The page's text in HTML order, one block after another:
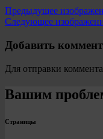
Предыдущее
Следующее
Добавить
Для отправки
Вашим
Страницы